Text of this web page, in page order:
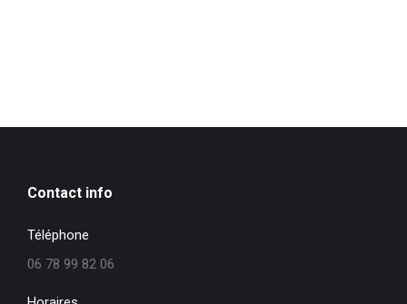
Contact info
Téléphone
06 78 99 82 06